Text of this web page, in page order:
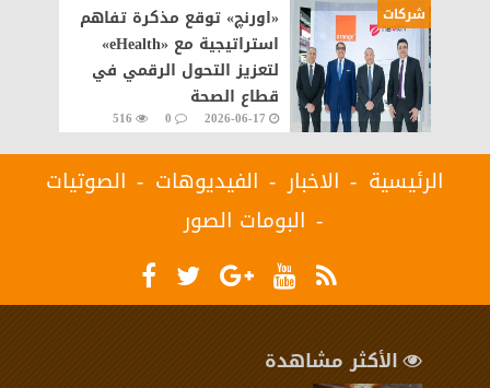
شركات
«اورنچ» توقع مذكرة تفاهم
استراتيجية مع «eHealth»
لتعزيز التحول الرقمي في
قطاع الصحة
2026-06-17
0
516
الرئيسية الاخبار الفيديوهات
الصوتيات
البومات الصور
الأكثر مشاهدة